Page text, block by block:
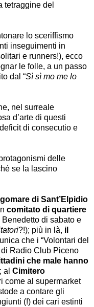
tetraggine del
lo sceriffismo
inseguimenti in
e runners!), ecco
le folle, a un passo
dal “Sì sì mo me lo
nel surreale
d’arte di questi
di consecutio e
delle
se la lascino
di Sant’Elpidio
comitato di quartiere
di sabato e
?!); più in là, il
che i “Volontari del
Radio Club Piceno
che male hanno
al Cimitero
come al supermarket
a contare gli
(!) dei cari estinti